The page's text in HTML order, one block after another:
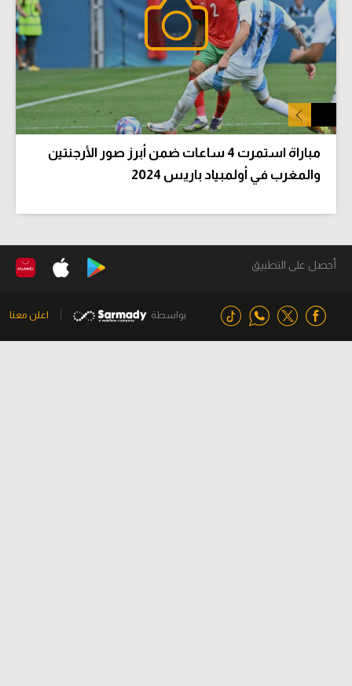
مباراة استمرت 4 ساعات ضمن أبرز صور الأرجنتين
والمغرب في أولمبياد باريس 2024
أحصل على التطبيق
بواسطة اعلن معنا